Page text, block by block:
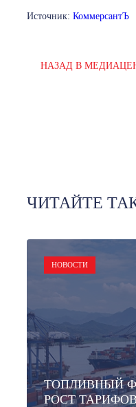
Источник: КоммерсантЪ
НАЗАД В
ЧИТАЙТЕ
НОВОСТИ
ТОПЛИВНЫЙ
РОСТ